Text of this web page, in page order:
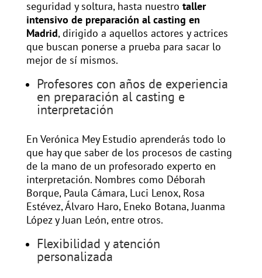
seguridad y soltura, hasta nuestro taller
intensivo de preparación al casting en
Madrid, dirigido a aquellos actores y actrices
que buscan ponerse a prueba para sacar lo
mejor de sí mismos.
Profesores con años de experiencia
en preparación al casting e
interpretación
En Verónica Mey Estudio aprenderás todo lo
que hay que saber de los procesos de casting
de la mano de un profesorado experto en
interpretación. Nombres como Déborah
Borque, Paula Cámara, Luci Lenox, Rosa
Estévez, Álvaro Haro, Eneko Botana, Juanma
López y Juan León, entre otros.
Flexibilidad y atención
personalizada